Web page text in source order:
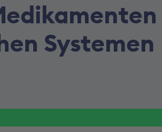
Systemen